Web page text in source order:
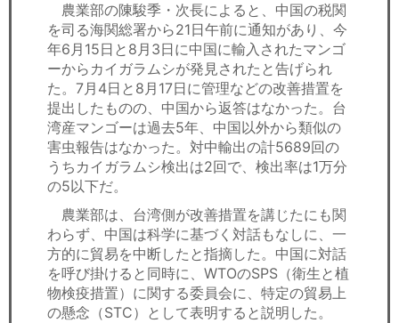
農業部の陳駿季・次長によると、中国の税関
を司る海関総署から21日午前に通知があり、今
年6月15日と8月3日に中国に輸入されたマンゴ
ーからカイガラムシが発見されたと告げられ
た。7月4日と8月17日に管理などの改善措置を
提出したものの、中国から返答はなかった。台
湾産マンゴーは過去5年、中国以外から類似の
害虫報告はなかった。対中輸出の計5689回の
うちカイガラムシ検出は2回で、検出率は1万分
の5以下だ。
農業部は、台湾側が改善措置を講じたにも関
わらず、中国は科学に基づく対話もなしに、一
方的に貿易を中断したと指摘した。中国に対話
を呼び掛けると同時に、WTOのSPS（衛生と植
物検疫措置）に関する委員会に、特定の貿易上
の懸念（STC）として表明すると説明した。